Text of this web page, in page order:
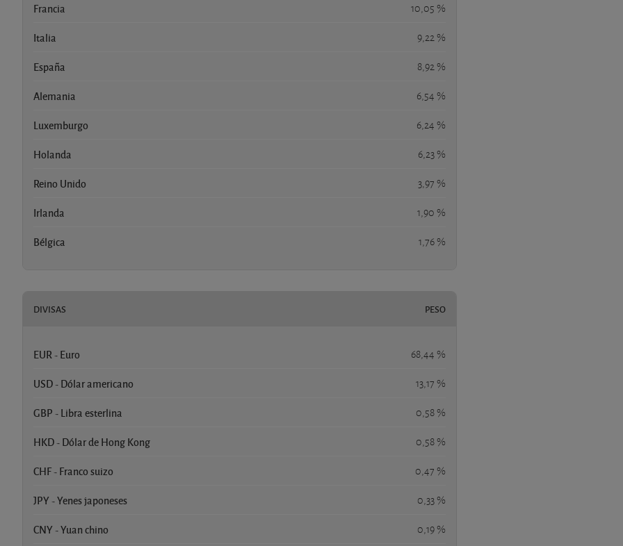
Francia 10,05 %
Italia 9,22 %
España 8,92 %
Alemania 6,54 %
Luxemburgo 6,24 %
Holanda 6,23 %
Reino Unido 3,97 %
Irlanda 1,90 %
Bélgica 1,76 %
DIVISAS PESO
EUR - Euro 68,44 %
USD - Dólar americano 13,17 %
GBP - Libra esterlina 0,58 %
HKD - Dólar de Hong Kong 0,58 %
CHF - Franco suizo 0,47 %
JPY - Yenes japoneses 0,33 %
CNY - Yuan chino 0,19 %